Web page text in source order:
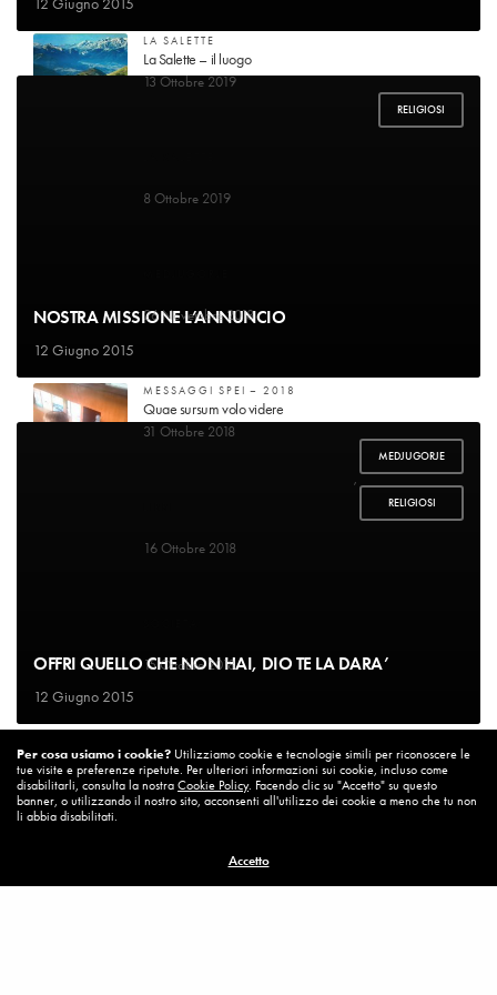
RELIGIOSI
NOSTRA MISSIONE L’ANNUNCIO
12 Giugno 2015
MEDJUGORJE
,
RELIGIOSI
OFFRI QUELLO CHE NON HAI, DIO TE LA DARA’
12 Giugno 2015
LA SALETTE
La Salette – il luogo
13 Ottobre 2019
8 Ottobre 2019
26 Novembre 2018
MESSAGGI SPEI – 2018
Quae sursum volo videre
31 Ottobre 2018
16 Ottobre 2018
15 Ottobre 2018
La vita vince sempre
8 Ottobre 2018
Per cosa usiamo i cookie? Utilizziamo cookie e tecnologie simili per riconoscere le
tue visite e preferenze ripetute. Per ulteriori informazioni sui cookie, incluso come
disabilitarli, consulta la nostraCookie Policy. Facendo clic su "Accetto" su questo
banner, o utilizzando il nostro sito, acconsenti all'utilizzo dei cookie a meno che tu non
li abbia disabilitati.
Accetto